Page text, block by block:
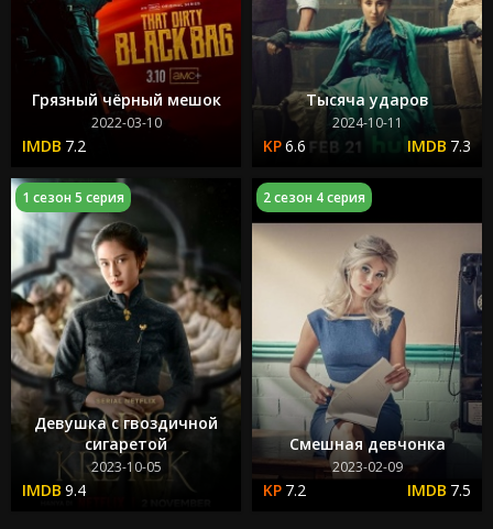
Грязный чёрный мешок
2022-03-10
7.2
Тысяча ударов
2024-10-11
6.6 7.3
Девушка с гвоздичной
сигаретой
2023-10-05
9.4
1 сезон 5 серия
Смешная девчонка
2023-02-09
7.2 7.5
2 сезон 4 серия